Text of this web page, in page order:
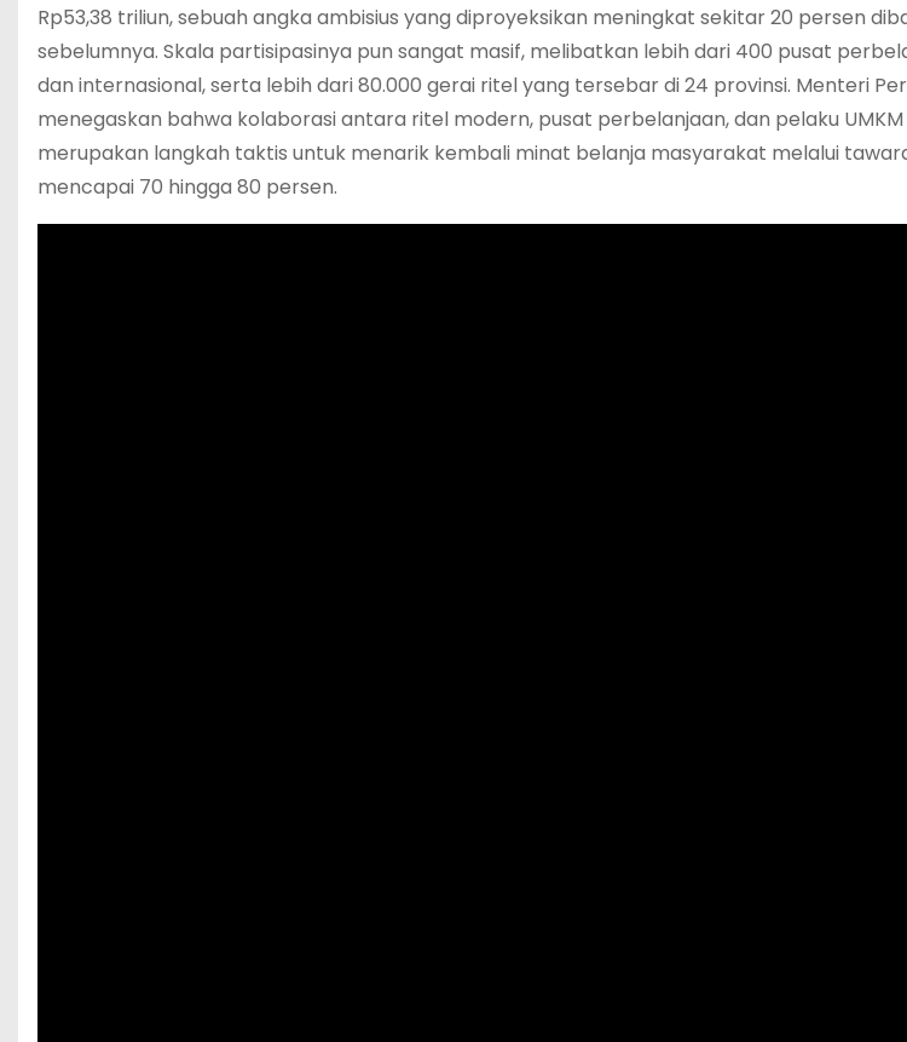
Rp53,38 triliun, sebuah angka ambisius yang diproyeksikan meningkat sekitar 20 persen
sebelumnya. Skala partisipasinya pun sangat masif, melibatkan lebih dari 400 pusat
dan internasional, serta lebih dari 80.000 gerai ritel yang tersebar di 24 provinsi. Menteri
menegaskan bahwa kolaborasi antara ritel modern, pusat perbelanjaan, dan pelaku
merupakan langkah taktis untuk menarik kembali minat belanja masyarakat melalui
mencapai 70 hingga 80 persen.